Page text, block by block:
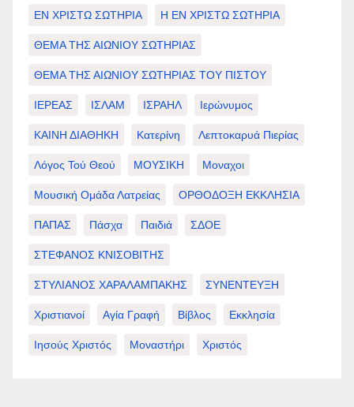
ΕΝ ΧΡΙΣΤΩ ΣΩΤΗΡΙΑ Η ΕΝ ΧΡΙΣΤΩ ΣΩΤΗΡΙΑ
ΘΕΜΑ ΤΗΣ ΑΙΩΝΙΟΥ ΣΩΤΗΡΙΑΣ
ΘΕΜΑ ΤΗΣ ΑΙΩΝΙΟΥ ΣΩΤΗΡΙΑΣ ΤΟΥ ΠΙΣΤΟΥ
ΙΕΡΕΑΣ ΙΣΛΑΜ ΙΣΡΑΗΛ Ιερώνυμος
ΚΑΙΝΗ ΔΙΑΘΗΚΗ Κατερίνη Λεπτοκαρυά Πιερίας
Λόγος Τού Θεού ΜΟΥΣΙΚΗ Μοναχοι
Μουσική Ομάδα Λατρείας ΟΡΘΟΔΟΞΗ ΕΚΚΛΗΣΙΑ
ΠΑΠΑΣ Πάσχα Παιδιά ΣΔΟΕ
ΣΤΕΦΑΝΟΣ ΚΝΙΣΟΒΙΤΗΣ
ΣΤΥΛΙΑΝΟΣ ΧΑΡΑΛΑΜΠΑΚΗΣ ΣΥΝΕΝΤΕΥΞΗ
Χριστιανοί Αγία Γραφή Βίβλος Εκκλησία
Ιησούς Χριστός Μοναστήρι Χριστός